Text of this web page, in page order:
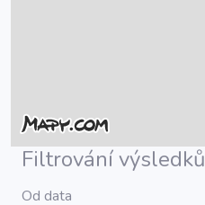
Filtrování výsledků
Od data